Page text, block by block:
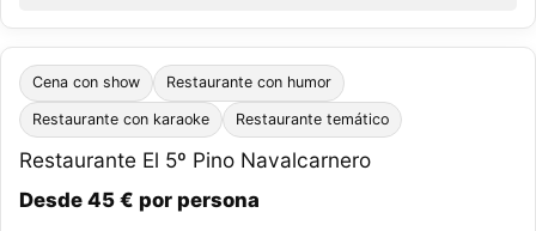
Cena con show Restaurante con humor
Restaurante con karaoke Restaurante temático
Restaurante El 5º Pino Navalcarnero
Desde 45 € por persona